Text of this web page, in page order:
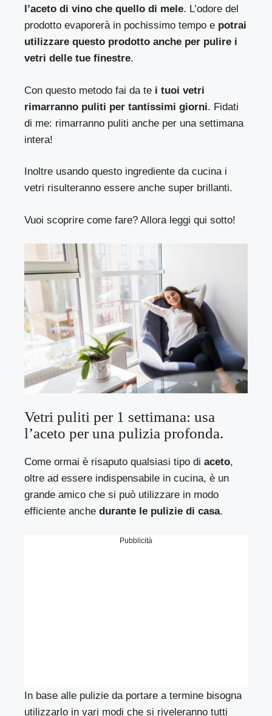
l’aceto di vino che quello di mele. L’odore del
prodotto evaporerà in pochissimo tempo e potrai
utilizzare questo prodotto anche per pulire i
vetri delle tue finestre.
Con questo metodo fai da te i tuoi vetri
rimarranno puliti per tantissimi giorni. Fidati
di me: rimarranno puliti anche per una settimana
intera!
Inoltre usando questo ingrediente da cucina i
vetri risulteranno essere anche super brillanti.
Vuoi scoprire come fare? Allora leggi qui sotto!
Vetri puliti per 1 settimana: usa
l’aceto per una pulizia profonda.
Come ormai è risaputo qualsiasi tipo di aceto,
oltre ad essere indispensabile in cucina, è un
grande amico che si può utilizzare in modo
efficiente anchedurante le pulizie di casa.
Pubblicità
In base alle pulizie da portare a termine bisogna
utilizzarlo in vari modi che si riveleranno tutti